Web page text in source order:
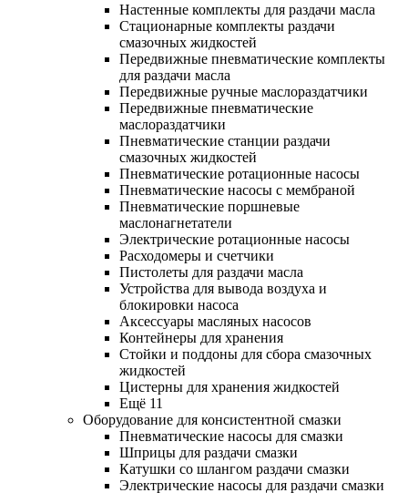
Настенные комплекты для раздачи масла
Стационарные комплекты раздачи
смазочных жидкостей
Передвижные пневматические комплекты
для раздачи масла
Передвижные ручные маслораздатчики
Передвижные пневматические
маслораздатчики
Пневматические станции раздачи
смазочных жидкостей
Пневматические ротационные насосы
Пневматические насосы с мембраной
Пневматические поршневые
маслонагнетатели
Электрические ротационные насосы
Расходомеры и счетчики
Пистолеты для раздачи масла
Устройства для вывода воздуха и
блокировки насоса
Аксессуары масляных насосов
Контейнеры для хранения
Стойки и поддоны для сбора смазочных
жидкостей
Цистерны для хранения жидкостей
Ещё 11
Оборудование для консистентной смазки
Пневматические насосы для смазки
Шприцы для раздачи смазки
Катушки со шлангом раздачи смазки
Электрические насосы для раздачи смазки